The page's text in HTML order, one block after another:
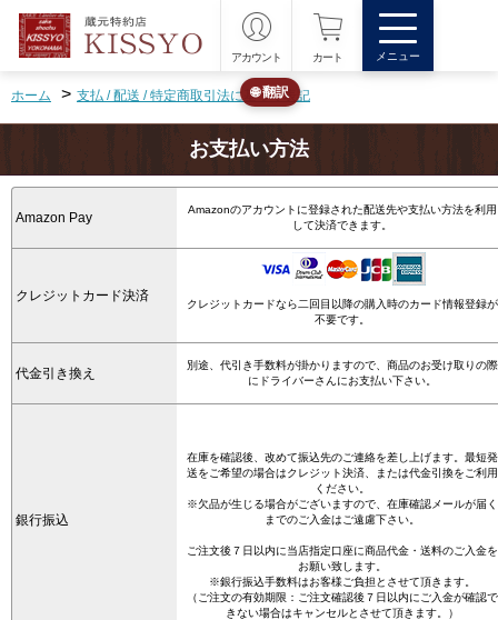
アカウント カート メニュー
ホーム > 支払 / 配送 / 特定商取引法に基づく表記
お支払い方法
Amazon Pay
Amazonのアカウントに登録された配送先や支払い方法を利用
して決済できます。
クレジットカード決済
クレジットカードなら二回目以降の購入時のカード情報登録が
不要です。
代金引き換え
別途、代引き手数料が掛かりますので、商品のお受け取りの際
にドライバーさんにお支払い下さい。
銀行振込
在庫を確認後、改めて振込先のご連絡を差し上げます。最短発
送をご希望の場合はクレジット決済、または代金引換をご利用
ください。
※欠品が生じる場合がございますので、在庫確認メールが届く
までのご入金はご遠慮下さい。
ご注文後７日以内に当店指定口座に商品代金・送料のご入金を
お願い致します。
※銀行振込手数料はお客様ご負担とさせて頂きます。
（ご注文の有効期限：ご注文確認後７日以内にご入金が確認で
きない場合はキャンセルとさせて頂きます。）
🌐 翻訳